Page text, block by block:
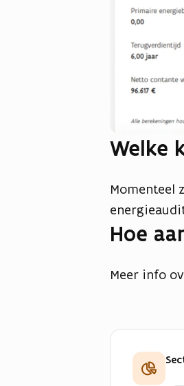
Welke
Momenteel
Hoe
Meer info